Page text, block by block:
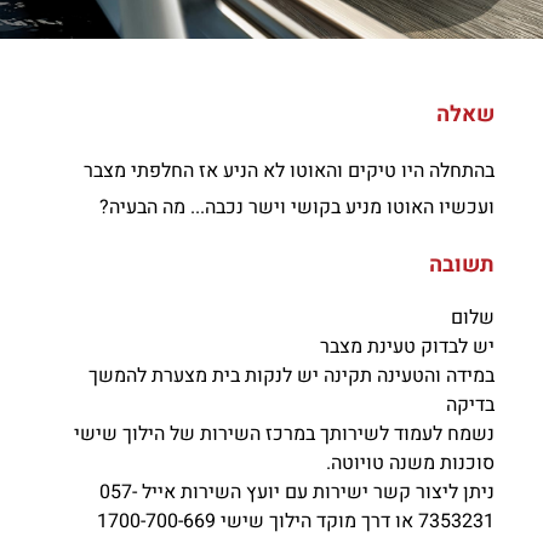
שאלה
בהתחלה היו טיקים והאוטו לא הניע אז החלפתי מצבר
ועכשיו האוטו מניע בקושי וישר נכבה... מה הבעיה?
תשובה
שלום
יש לבדוק טעינת מצבר
במידה והטעינה תקינה יש לנקות בית מצערת להמשך
בדיקה
נשמח לעמוד לשירותך במרכז השירות של הילוך שישי
סוכנות משנה טויוטה.
ניתן ליצור קשר ישירות עם יועץ השירות אייל 057-
7353231 או דרך מוקד הילוך שישי 1700-700-669